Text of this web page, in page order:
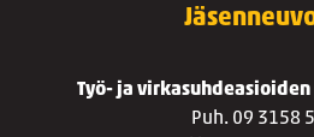
Työ- ja
Puh. 09 3158